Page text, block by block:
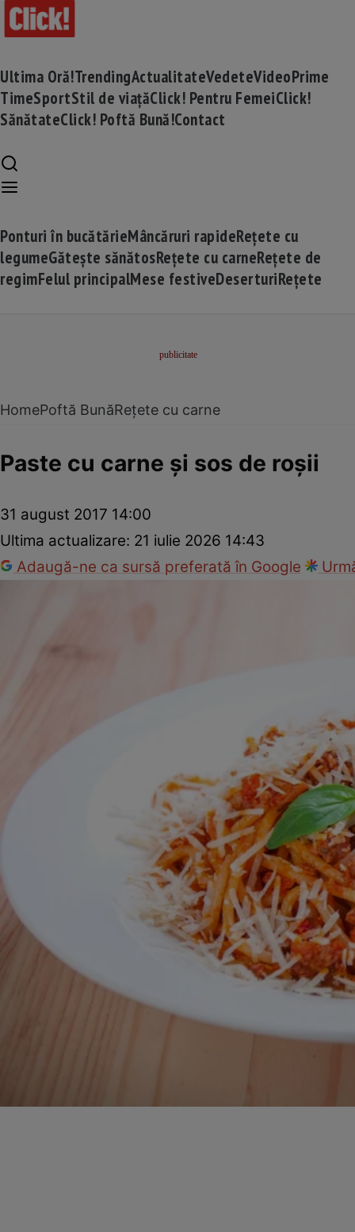
Ultima Oră!TrendingActualitateVedeteVideoPrime
TimeSportStil de viațăClick! Pentru FemeiClick!
SănătateClick! Poftă Bună!Contact
Ponturi în bucătărieMâncăruri rapideRețete cu
legumeGătește sănătosRețete cu carneRețete de
regimFelul principalMese festiveDeserturiRețete
HomePoftă BunăRețete cu carne
Paste cu carne şi sos de roşii
31 august 2017 14:00
Ultima actualizare: 21 iulie 2026 14:43
Adaugă-ne ca sursă preferată în Google